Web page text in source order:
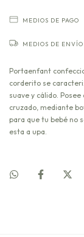
MEDIOS DE PAGO
MEDIOS DE ENVÍO
Portaenfant
corderito se
suave y cálido.
cruzado, mediante
para que tu bebé no
esta a upa.